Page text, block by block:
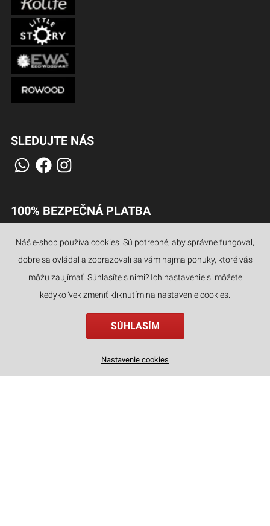
SLEDUJTE NÁS
100% BEZPEČNÁ PLATBA
JAZYKY
Náš e-shop používa cookies. Sú potrebné, aby správne fungoval,
dobre sa ovládal a zobrazovali sa vám najmä ponuky, ktoré vás
môžu zaujímať. Súhlasíte s nimi? Ich nastavenie si môžete
kedykoľvek zmeniť kliknutím na nastavenie cookies.
SÚHLASÍM
Nastavenie cookies